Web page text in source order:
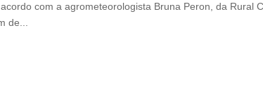
com a agrometeorologista Bruna Peron, da Rural
de...